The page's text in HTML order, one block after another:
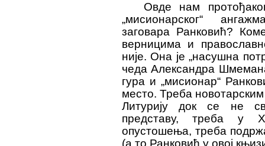
Овде нам
„мисионарског“
заговара Ранковић?
верницима и
није. Она је „насушна
чеда Александра
гура и „мисионар“
место. Треба
Литурију док се не
представу, треба у
опустошења, треба
(а то Ранковић у овој